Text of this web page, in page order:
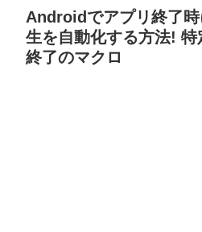
Androidでアプリ終了
生を自動化する方法!
終了のマクロ